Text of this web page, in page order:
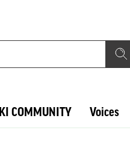
COMMUNITY Voices